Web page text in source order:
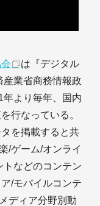
は『デジタル
産業省商務情報政
より毎年、国内
行なっている。
を掲載すると共
/ゲーム/オンライ
トなどのコンテン
/モバイルコンテ
ディア分野別動